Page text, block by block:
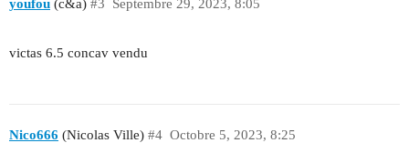
youfou (c&a) Septembre 29, 2023, 8:05
#3
victas 6.5 concav vendu
Nico666 (Nicolas Ville) Octobre 5, 2023, 8:25
#4